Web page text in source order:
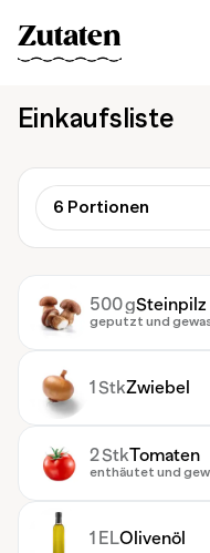
Zutaten